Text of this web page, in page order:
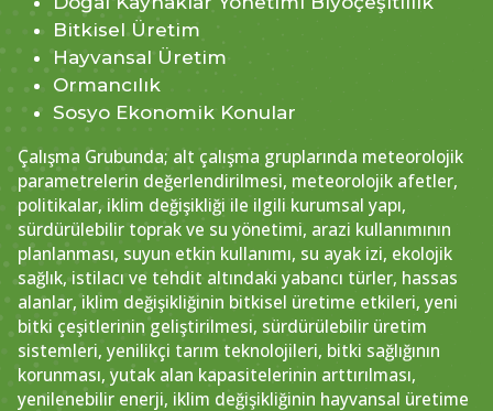
Bitkisel Üretim
Hayvansal Üretim
Ormancılık
Sosyo Ekonomik Konular
Çalışma Grubunda; alt çalışma gruplarında meteorolojik
parametrelerin değerlendirilmesi, meteorolojik afetler,
politikalar, iklim değişikliği ile ilgili kurumsal yapı,
sürdürülebilir toprak ve su yönetimi, arazi kullanımının
planlanması, suyun etkin kullanımı, su ayak izi, ekolojik
sağlık, istilacı ve tehdit altındaki yabancı türler, hassas
alanlar, iklim değişikliğinin bitkisel üretime etkileri, yeni
bitki çeşitlerinin geliştirilmesi, sürdürülebilir üretim
sistemleri, yenilikçi tarım teknolojileri, bitki sağlığının
korunması, yutak alan kapasitelerinin arttırılması,
yenilenebilir enerji, iklim değişikliğinin hayvansal üretime